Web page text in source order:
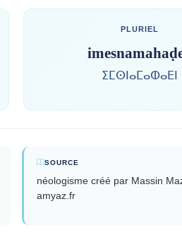
PLURIEL
ⵉⵎⵙⵏⴰⵎⴰⵀⴰⴹⵏ
SOURCE
néologisme créé par Massin
amyaz.fr